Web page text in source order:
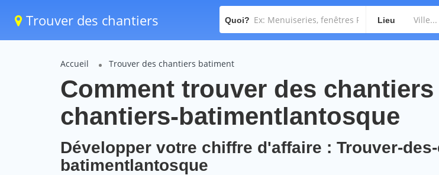
Trouver des chantiers Quoi? Lieu
Accueil Trouver des chantiers batiment
Comment trouver des
chantiers-batimentlantosque
Développer votre chiffre d'affaire : Trouver-
batimentlantosque